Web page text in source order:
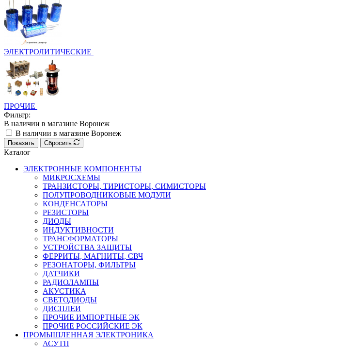
ЭЛЕКТРОЛИТИЧЕСКИЕ
ПРОЧИЕ
Фильтр:
В наличии в магазине Воронеж
В наличии в магазине Воронеж
Показать Сбросить
Каталог
ЭЛЕКТРОННЫЕ КОМПОНЕНТЫ
МИКРОСХЕМЫ
ТРАНЗИСТОРЫ, ТИРИСТОРЫ, СИМИСТОРЫ
ПОЛУПРОВОДНИКОВЫЕ МОДУЛИ
КОНДЕНСАТОРЫ
РЕЗИСТОРЫ
ДИОДЫ
ИНДУКТИВНОСТИ
ТРАНСФОРМАТОРЫ
УСТРОЙСТВА ЗАЩИТЫ
ФЕРРИТЫ, МАГНИТЫ, СВЧ
РЕЗОНАТОРЫ, ФИЛЬТРЫ
ДАТЧИКИ
РАДИОЛАМПЫ
АКУСТИКА
СВЕТОДИОДЫ
ДИСПЛЕИ
ПРОЧИЕ ИМПОРТНЫЕ ЭК
ПРОЧИЕ РОССИЙСКИЕ ЭК
ПРОМЫШЛЕННАЯ ЭЛЕКТРОНИКА
АСУТП